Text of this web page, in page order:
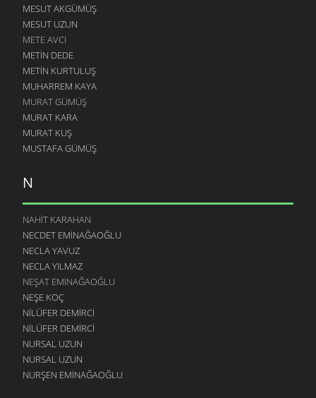
MESUT AKGÜMÜŞ
MESUT UZUN
METE AVCI
METIN DEDE
METIN KURTULUŞ
MUHARREM KAYA
MURAT GÜMÜŞ
MURAT KARA
MURAT KUŞ
MUSTAFA GÜMÜŞ
N
NAHIT KARAHAN
NECDET EMINAĞAOĞLU
NECLA YAVUZ
NECLA YILMAZ
NEŞAT EMINAĞAOĞLU
NEŞE KOÇ
NILÜFER DEMIRCI
NILÜFER DEMIRCI
NURSAL UZUN
NURSAL UZUN
NURŞEN EMINAĞAOĞLU